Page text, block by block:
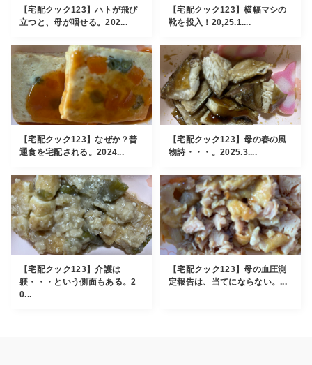
【宅配クック123】ハトが飛び
立つと、母が咽せる。202...
【宅配クック123】横幅マシの
靴を投入！20,25.1....
【宅配クック123】なぜか？普
通食を宅配される。2024...
【宅配クック123】母の春の風
物詩・・・。2025.3....
【宅配クック123】介護は
躾・・・という側面もある。2
0...
【宅配クック123】母の血圧測
定報告は、当てにならない。...